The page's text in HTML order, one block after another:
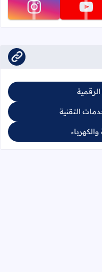
تابعنا على youtube تابعنا على instagram
التقنية